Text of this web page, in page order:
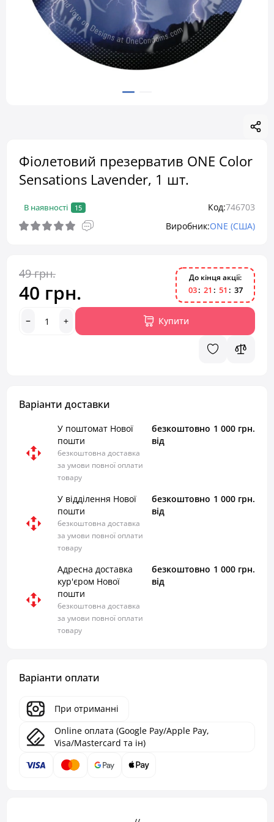
Фіолетовий презерватив ONE Color
Sensations Lavender, 1 шт.
В наявності 15 Код:746703
Виробник:ONE (США)
49 грн.
40 грн.
До кінця акції:
03 21 51 36
Купити
Варіанти доставки
У поштомат Нової
пошти
безкоштовна доставка
за умови повної оплати
товару
безкоштовно
від
1 000 грн.
У відділення Нової
пошти
безкоштовна доставка
за умови повної оплати
товару
безкоштовно
від
1 000 грн.
Адресна доставка
кур'єром Нової
пошти
безкоштовна доставка
за умови повної оплати
товару
безкоштовно
від
1 000 грн.
Варіанти оплати
При отриманні
Online оплата (Google Pay/Apple Pay,
Visa/Mastercard та ін)